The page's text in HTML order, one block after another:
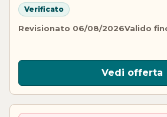
Verificato
Revisionato 06/08/2026Valido
Vedi offerta